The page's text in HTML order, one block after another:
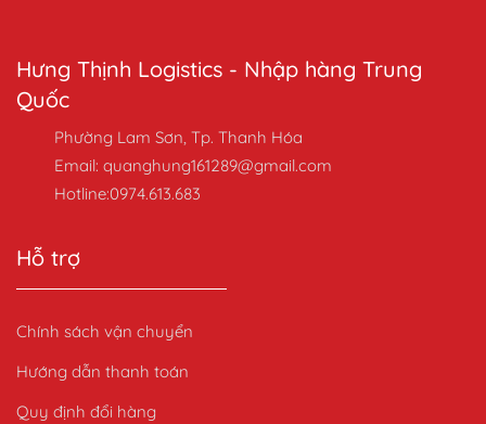
Hưng Thịnh Logistics - Nhập hàng Trung
Quốc
Phường Lam Sơn, Tp. Thanh Hóa
Email: quanghung161289@gmail.com
Hotline:0974.613.683
Hỗ trợ
Chính sách vận chuyển
Hướng dẫn thanh toán
Quy định đổi hàng